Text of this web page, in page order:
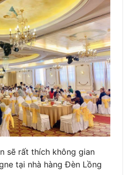
sẽ rất thích không gian
tại nhà hàng Đèn Lồng